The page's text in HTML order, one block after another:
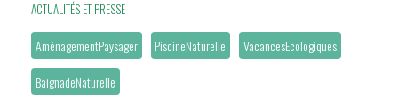
ACTUALITÉS ET PRESSE
AménagementPaysager PiscineNaturelle
VacancesEcologiques
BaignadeNaturelle